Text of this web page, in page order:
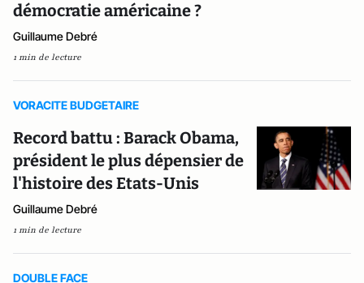
démocratie américaine ?
Guillaume Debré
1 min de lecture
VORACITE BUDGETAIRE
Record battu : Barack Obama,
président le plus dépensier de
l'histoire des Etats-Unis
Guillaume Debré
1 min de lecture
DOUBLE FACE